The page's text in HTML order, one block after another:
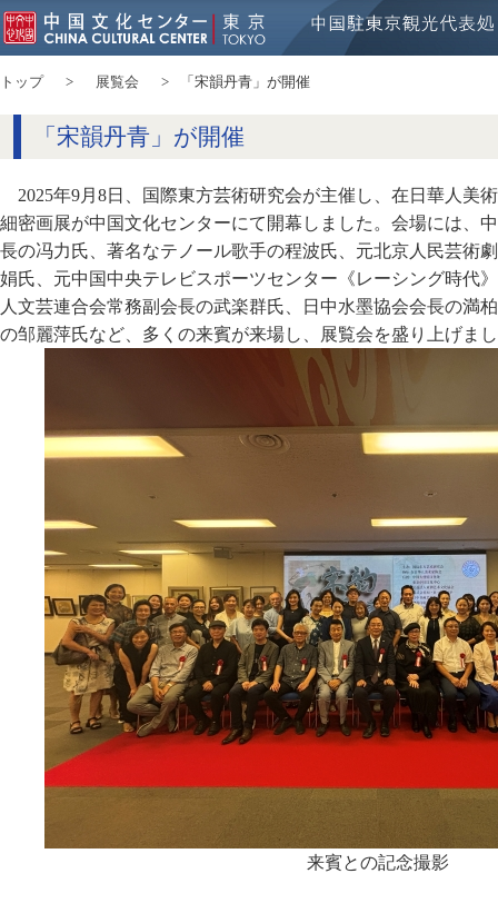
トップ 展覧会 「宋韻丹青」が開催
「宋韻丹青」が開催
2025年9月8日、国際東方芸術研究会が主催し、在日華人美
細密画展が中国文化センターにて開幕しました。会場には、
長の冯力氏、著名なテノール歌手の程波氏、元北京人民芸術
娟氏、元中国中央テレビスポーツセンター《レーシング時代
人文芸連合会常務副会長の武楽群氏、日中水墨協会会長の満
の邹麗萍氏など、多くの来賓が来場し、展覧会を盛り上げま
来賓との記念撮影